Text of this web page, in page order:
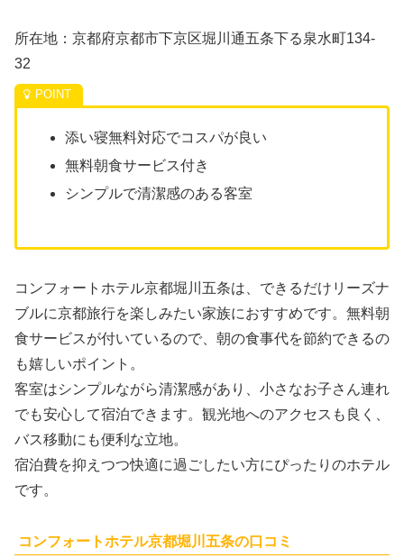
所在地：京都府京都市下京区堀川通五条下る泉水町134-
32
添い寝無料対応でコスパが良い
無料朝食サービス付き
シンプルで清潔感のある客室
コンフォートホテル京都堀川五条は、できるだけリーズナ
ブルに京都旅行を楽しみたい家族におすすめです。無料朝
食サービスが付いているので、朝の食事代を節約できるの
も嬉しいポイント。
客室はシンプルながら清潔感があり、小さなお子さん連れ
でも安心して宿泊できます。観光地へのアクセスも良く、
バス移動にも便利な立地。
宿泊費を抑えつつ快適に過ごしたい方にぴったりのホテル
です。
コンフォートホテル京都堀川五条の口コミ